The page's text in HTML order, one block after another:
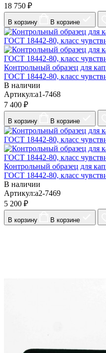
18 750 ₽
В корзину В корзине
Контрольный образец для
ГОСТ 18442-80, класс
В наличии
Артикул:a1-7468
7 400 ₽
В корзину В корзине
Контрольный образец для
ГОСТ 18442-80, класс
В наличии
Артикул:a2-7469
5 200 ₽
В корзину В корзине